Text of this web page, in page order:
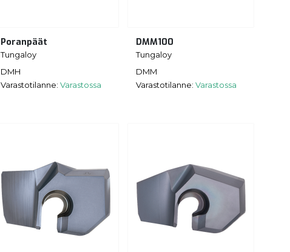
Poranpäät
Tungaloy
DMH
Varastotilanne: Varastossa
DMM100
Tungaloy
DMM
Varastotilanne: Varastossa